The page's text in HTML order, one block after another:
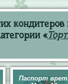
кондитеров
«
Паспорт